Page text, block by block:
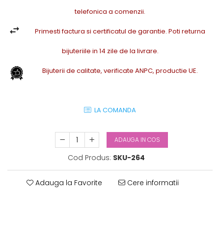
telefonica a comenzii.
Primesti factura si certificatul de garantie. Poti returna
bijuteriile in 14 zile de la livrare.
Bijuterii de calitate, verificate ANPC, productie UE.
LA COMANDA
ADAUGA IN COS
Cod Produs: SKU-264
Adauga la Favorite Cere informatii